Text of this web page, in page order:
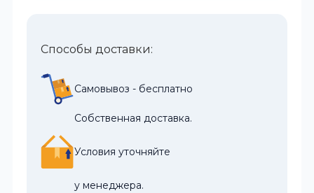
Способы доставки:
Самовывоз - бесплатно
Собственная доставка.
Условия уточняйте
у менеджера.